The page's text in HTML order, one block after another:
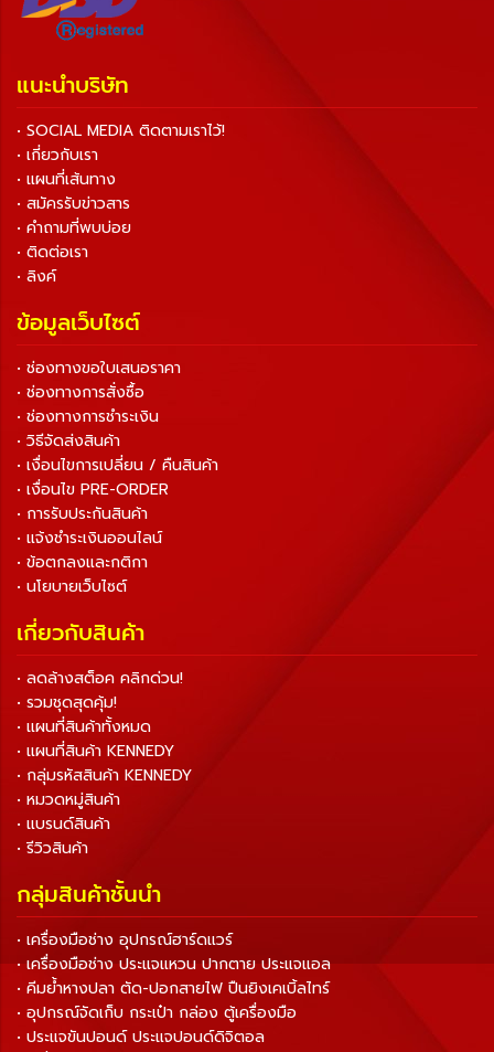
แนะนำบริษัท
• SOCIAL MEDIA ติดตามเราไว้!
• เกี่ยวกับเรา
• แผนที่เส้นทาง
• สมัครรับข่าวสาร
• คำถามที่พบบ่อย
• ติดต่อเรา
• ลิงค์
ข้อมูลเว็บไซต์
• ช่องทางขอใบเสนอราคา
• ช่องทางการสั่งซื้อ
• ช่องทางการชำระเงิน
• วิธีจัดส่งสินค้า
• เงื่อนไขการเปลี่ยน / คืนสินค้า
• เงื่อนไข PRE-ORDER
• การรับประกันสินค้า
• แจ้งชำระเงินออนไลน์
• ข้อตกลงและกติกา
• นโยบายเว็บไซต์
เกี่ยวกับสินค้า
• ลดล้างสต็อค คลิกด่วน!
• รวมชุดสุดคุ้ม!
• แผนที่สินค้าทั้งหมด
• แผนที่สินค้า KENNEDY
• กลุ่มรหัสสินค้า KENNEDY
• หมวดหมู่สินค้า
• แบรนด์สินค้า
• รีวิวสินค้า
กลุ่มสินค้าชั้นนำ
• เครื่องมือช่าง อุปกรณ์ฮาร์ดแวร์
• เครื่องมือช่าง ประแจแหวน ปากตาย ประแจแอล
• คีมย้ำหางปลา ตัด-ปอกสายไฟ ปืนยิงเคเบิ้ลไทร์
• อุปกรณ์จัดเก็บ กระเป๋า กล่อง ตู้เครื่องมือ
• ประแจขันปอนด์ ประแจปอนด์ดิจิตอล